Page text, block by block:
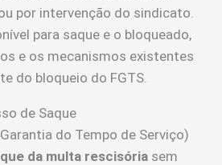
por intervenção do sindicato.
para saque e o bloqueado,
e os mecanismos existentes
do bloqueio do FGTS.
de Saque
do Tempo de Serviço)
da multa rescisória sem